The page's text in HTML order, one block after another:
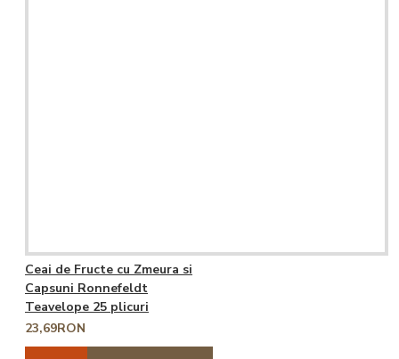
Ceai de Fructe cu Zmeura si
Capsuni Ronnefeldt
Teavelope 25 plicuri
23,69RON